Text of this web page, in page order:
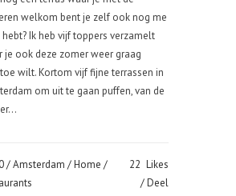
welkom bent je zelf ook nog me
Ik heb vijf toppers verzamelt
je ook deze zomer weer graag
wilt. Kortom vijf fijne terrassen in
om uit te gaan puffen, van de
/Amsterdam /Home /
22 Likes
Deel